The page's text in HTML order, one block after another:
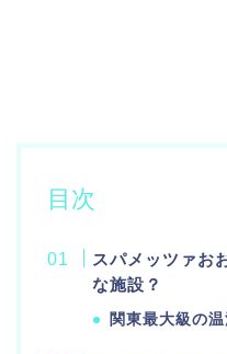
目次
スパメッツァお
な施設？
関東最大級の